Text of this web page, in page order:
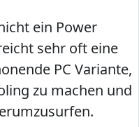
ein Power
sehr oft eine
PC Variante,
zu machen und